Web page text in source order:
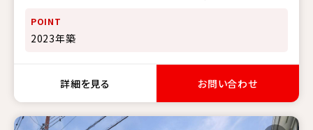
POINT
2023年築
詳細を見る お問い合わせ